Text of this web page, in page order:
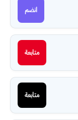
انضم
متابعة
متابعة